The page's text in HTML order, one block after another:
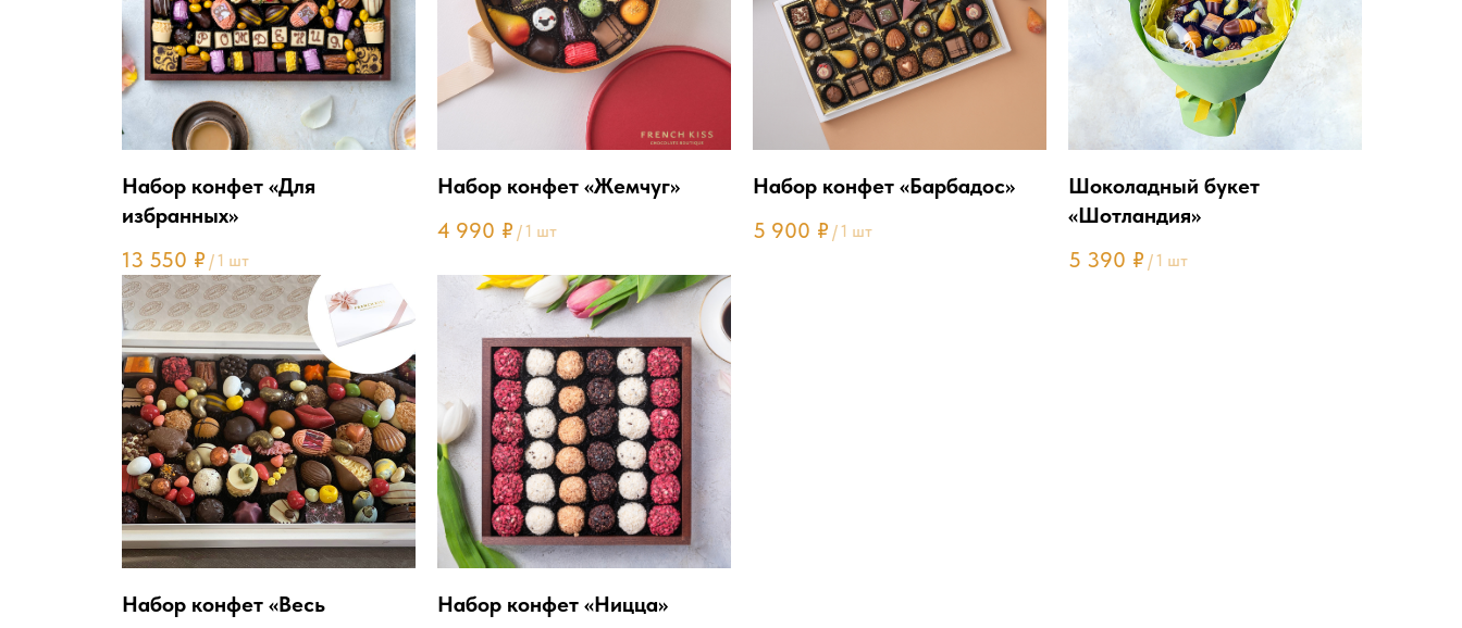
Набор конфет «Для
избранных»
13 550 ₽ /1 шт
Набор конфет «Жемчуг»
4 990 ₽ /1 шт
Набор конфет «Барбадос»
5 900 ₽ /1 шт
Шоколадный букет
«Шотландия»
5 390 ₽ /1 шт
Набор конфет «Весь
Набор конфет «Ницца»